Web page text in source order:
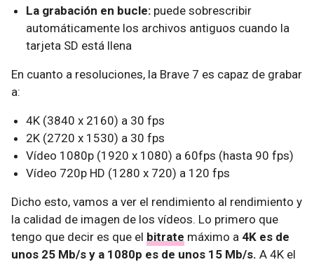
La grabación en bucle: puede sobrescribir
automáticamente los archivos antiguos cuando la
tarjeta SD está llena
En cuanto a resoluciones, la Brave 7 es capaz de grabar
a:
4K (3840 x 2160) a 30 fps
2K (2720 x 1530) a 30 fps
Vídeo 1080p (1920 x 1080) a 60fps (hasta 90 fps)
Vídeo 720p HD (1280 x 720) a 120 fps
Dicho esto, vamos a ver el rendimiento al rendimiento y
la calidad de imagen de los vídeos. Lo primero que
tengo que decir es que el bitrate máximo a 4K es de
unos 25 Mb/s y a 1080p es de unos 15 Mb/s. A 4K el